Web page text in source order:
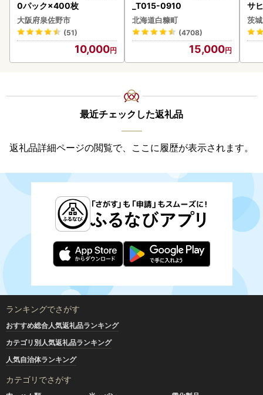
0パック×400枚
大阪府泉佐野市
(51)
10,000
_T015-0910
北海道白糠町
(4708)
15,000
サ
本
守
茨
最近チェックした返礼品
返礼品詳細ページの閲覧で、ここに履歴が表示されます。
ランキングでさがす
おすすめ総合人気返礼品ランキング
カテゴリ別人気返礼品ランキング
人気自治体ランキング
カテゴリでさがす